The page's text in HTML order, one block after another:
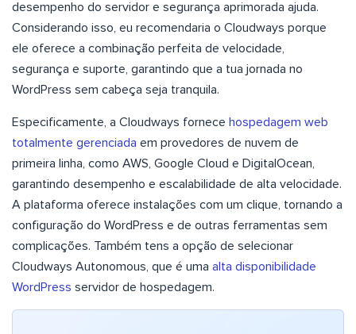
desempenho do servidor e segurança aprimorada ajuda.
Considerando isso, eu recomendaria o Cloudways porque
ele oferece a combinação perfeita de velocidade,
segurança e suporte, garantindo que a tua jornada no
WordPress sem cabeça seja tranquila.
Especificamente, a Cloudways fornece hospedagem web
totalmente gerenciada em provedores de nuvem de
primeira linha, como AWS, Google Cloud e DigitalOcean,
garantindo desempenho e escalabilidade de alta velocidade.
A plataforma oferece instalações com um clique, tornando a
configuração do WordPress e de outras ferramentas sem
complicações. Também tens a opção de selecionar
Cloudways Autonomous, que é uma alta disponibilidade
WordPress servidor de hospedagem.